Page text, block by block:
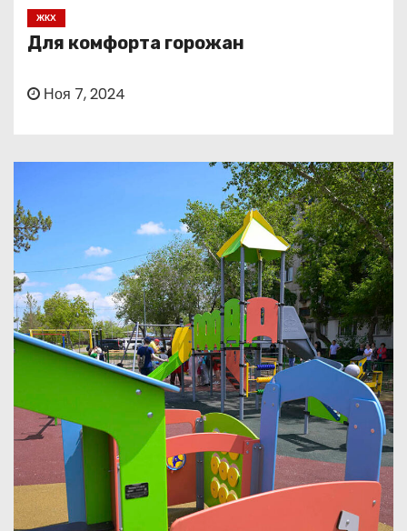
ЖКХ
Для комфорта горожан
Ноя 7, 2024